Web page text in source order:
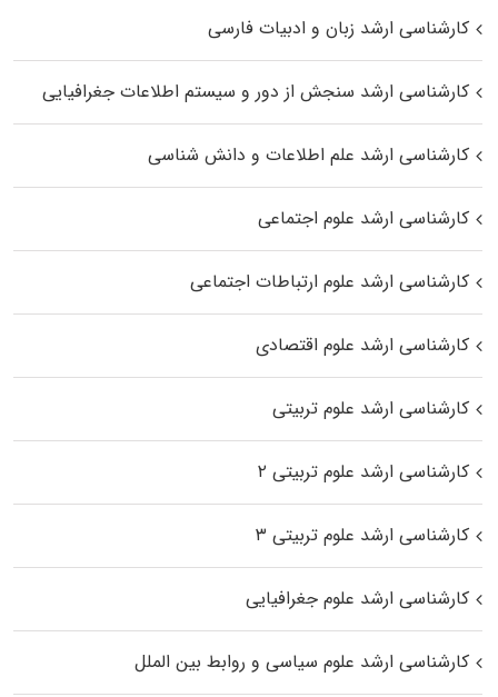
کارشناسی ارشد زبان و ادبیات فارسی
کارشناسی ارشد سنجش از دور و سیستم اطلاعات جغرافیایی
کارشناسی ارشد علم اطلاعات و دانش شناسی
کارشناسی ارشد علوم اجتماعی
کارشناسی ارشد علوم ارتباطات اجتماعی
کارشناسی ارشد علوم اقتصادی
کارشناسی ارشد علوم تربیتی
کارشناسی ارشد علوم تربیتی ۲
کارشناسی ارشد علوم تربیتی ۳
کارشناسی ارشد علوم جغرافیایی
کارشناسی ارشد علوم سیاسی و روابط بین الملل